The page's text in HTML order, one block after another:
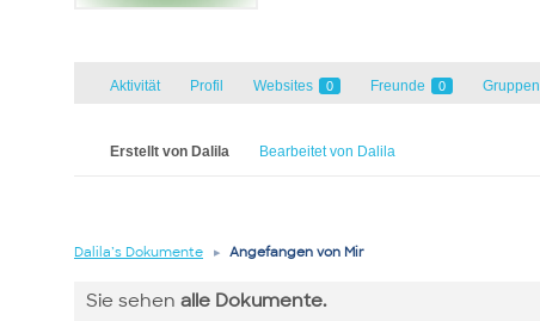
Aktivität Profil Websites 0 Freunde 0 Gruppen
Erstellt von Dalila Bearbeitet von Dalila
Dalila’s Dokumente ▸ Angefangen von Mir
Sie sehen alle Dokumente.